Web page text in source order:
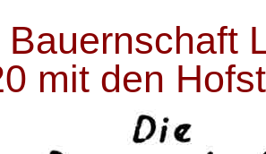
Bauernschaft
mit den